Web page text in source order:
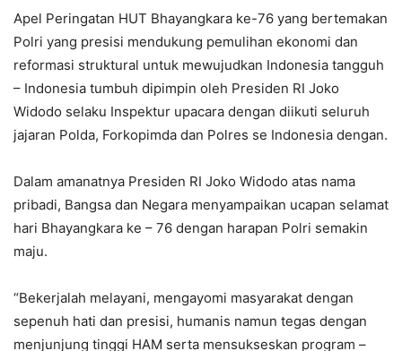
Apel Peringatan HUT Bhayangkara ke-76 yang bertemakan
Polri yang presisi mendukung pemulihan ekonomi dan
reformasi struktural untuk mewujudkan Indonesia tangguh
– Indonesia tumbuh dipimpin oleh Presiden RI Joko
Widodo selaku Inspektur upacara dengan diikuti seluruh
jajaran Polda, Forkopimda dan Polres se Indonesia dengan.
Dalam amanatnya Presiden RI Joko Widodo atas nama
pribadi, Bangsa dan Negara menyampaikan ucapan selamat
hari Bhayangkara ke – 76 dengan harapan Polri semakin
maju.
“Bekerjalah melayani, mengayomi masyarakat dengan
sepenuh hati dan presisi, humanis namun tegas dengan
menjunjung tinggi HAM serta mensukseskan program –